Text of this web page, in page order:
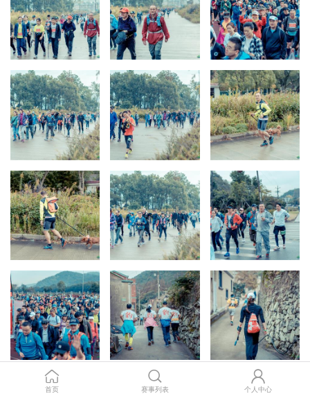
首页 赛事列表 个人中心